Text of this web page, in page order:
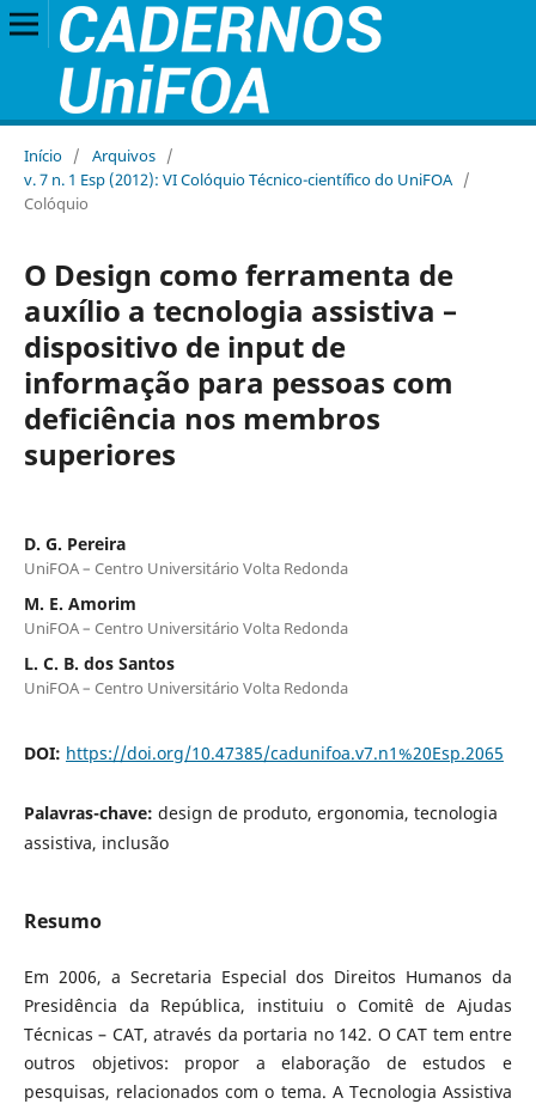
Início / Arquivos /
v. 7 n. 1 Esp (2012): VI Colóquio Técnico-científico do UniFOA /
Colóquio
O Design como ferramenta de
auxílio a tecnologia assistiva –
dispositivo de input de
informação para pessoas com
deficiência nos membros
superiores
D. G. Pereira
UniFOA – Centro Universitário Volta Redonda
M. E. Amorim
UniFOA – Centro Universitário Volta Redonda
L. C. B. dos Santos
UniFOA – Centro Universitário Volta Redonda
DOI: https://doi.org/10.47385/cadunifoa.v7.n1%20Esp.2065
Palavras-chave: design de produto, ergonomia, tecnologia
assistiva, inclusão
Resumo
Em 2006, a Secretaria Especial dos Direitos Humanos da
Presidência da República, instituiu o Comitê de Ajudas
Técnicas – CAT, através da portaria no 142. O CAT tem entre
outros objetivos: propor a elaboração de estudos e
pesquisas, relacionados com o tema. A Tecnologia Assistiva